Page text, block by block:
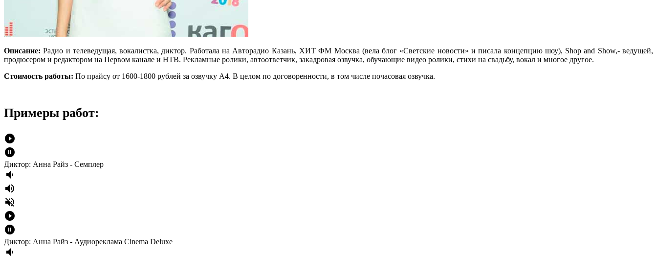
Описание: Радио и телеведущая, вокалистка, диктор. Работала на Авторадио Казань, ХИТ ФМ Москва (вела блог «Светские новости» и писала концепцию шоу), Shop and Show,- ведущей,
продюсером и редактором на Первом канале и НТВ. Рекламные ролики, автоответчик, закадровая озвучка, обучающие видео ролики, стихи на свадьбу, вокал и многое другое.
Стоимость работы: По прайсу от 1600-1800 рублей за озвучку А4. В целом по договоренности, в том числе почасовая озвучка.
Примеры работ:
play_circle_filled
pause_circle_filled
Диктор: Анна Райз - Семплер
volume_down
volume_up
volume_off
play_circle_filled
pause_circle_filled
Диктор: Анна Райз - Аудиореклама Cinema Deluxe
volume_down